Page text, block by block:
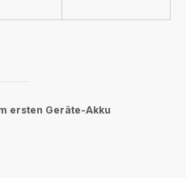
ersten Geräte-Akku